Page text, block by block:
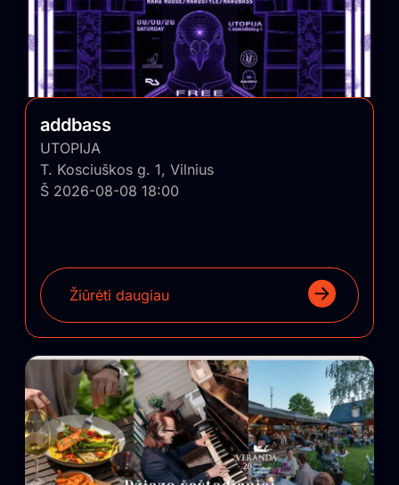
addbass
UTOPIJA
T. Kosciuškos g. 1, Vilnius
Š 2026-08-08 18:00
Žiūrėti daugiau